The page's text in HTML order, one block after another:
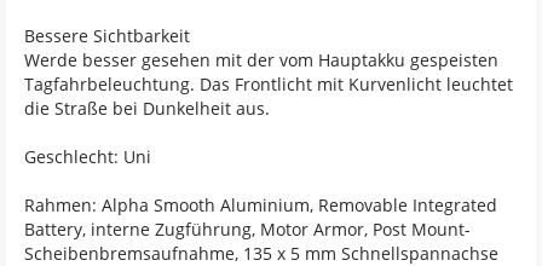
Bessere Sichtbarkeit
Werde besser gesehen mit der vom Hauptakku gespeisten
Tagfahrbeleuchtung. Das Frontlicht mit Kurvenlicht leuchtet
die Straße bei Dunkelheit aus.
Geschlecht: Uni
Rahmen: Alpha Smooth Aluminium, Removable Integrated
Battery, interne Zugführung, Motor Armor, Post Mount-
Scheibenbremsaufnahme, 135 x 5 mm Schnellspannachse